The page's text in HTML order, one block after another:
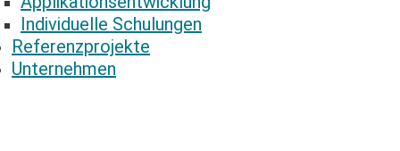
Individuelle Schulungen
Referenzprojekte
Unternehmen